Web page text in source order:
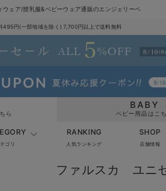
ウェア/授乳服&ベビーウェア通販のエンジェリーベ
495円(一部地域を除く) 7,700円以上で送料無料
ら
BABY
ベビー用品はこ
ゴリ
RANKING
人気ランキング
SHOP
店舗情報
ファルスカ ユニ